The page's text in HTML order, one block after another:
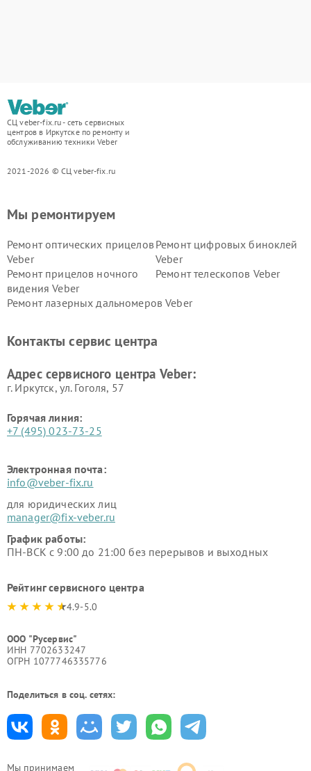
СЦ veber-fix.ru - сеть сервисных
центров в Иркутске по ремонту и
обслуживанию техники Veber
2021-2026 © СЦ veber-fix.ru
Мы принимаем
Мы ремонтируем
Ремонт оптических прицелов
Veber
Ремонт цифровых биноклей
Veber
Ремонт прицелов ночного
видения Veber
Ремонт телескопов Veber
Ремонт лазерных дальномеров Veber
Контакты сервис центра
Адрес сервисного центра Veber:
г. Иркутск, ул. ​Гоголя, 57
Горячая линия:
+7 (495) 023-73-25
Электронная почта:
info@veber-fix.ru
для юридических лиц
manager@fix-veber.ru
График работы:
ПН-ВСК с 9:00 до 21:00 без перерывов и выходных
Рейтинг сервисного центра
4.9-5.0
ООО "Русервис"
ИНН 7702633247
ОГРН 1077746335776
Поделиться в соц. сетях: